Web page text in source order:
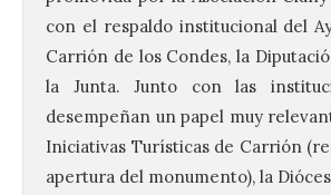
con el respaldo institucional del
Carrión de los Condes, la
la Junta. Junto con las
desempeñan un papel muy
Iniciativas Turísticas de Carrión
apertura del monumento), la